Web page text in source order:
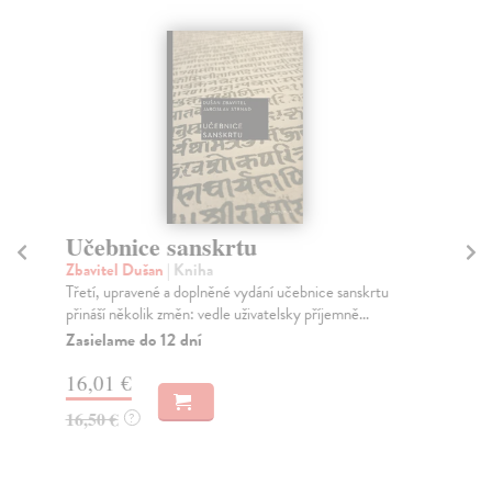
Učebnice sanskrtu
Zbavitel Dušan | Kniha
Třetí, upravené a doplněné vydání učebnice sanskrtu
přináší několik změn: vedle uživatelsky příjemně...
Zasielame do 12 dní
16,01 €
16,50 € ?